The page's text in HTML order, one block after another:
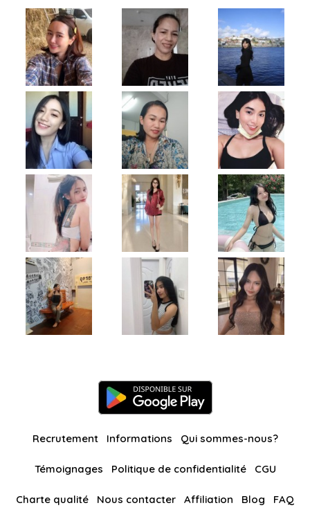
Recrutement Informations Qui sommes-nous?
Témoignages Politique de confidentialité CGU
Charte qualité Nous contacter Affiliation Blog FAQ